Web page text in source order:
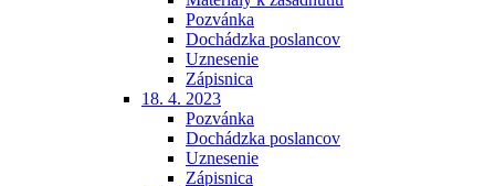
Pozvánka
Dochádzka poslancov
Uznesenie
Zápisnica
18. 4. 2023
Pozvánka
Dochádzka poslancov
Uznesenie
Zápisnica